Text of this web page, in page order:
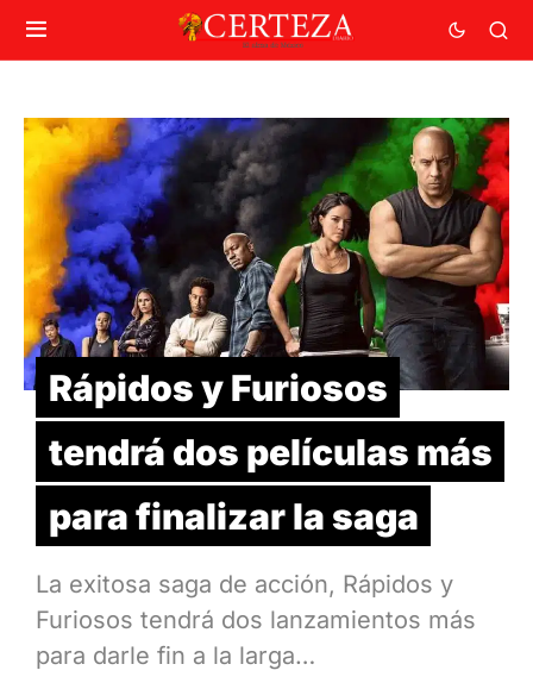
Rápidos y Furiosos
tendrá dos películas más
para finalizar la saga
La exitosa saga de acción, Rápidos y
Furiosos tendrá dos lanzamientos más
para darle fin a la larga…